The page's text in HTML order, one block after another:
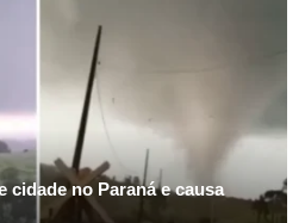
cidade no Paraná e causa